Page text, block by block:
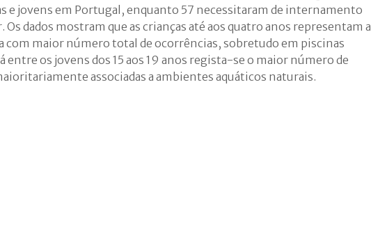
e jovens em Portugal, enquanto 57 necessitaram de internamento
Os dados mostram que as crianças até aos quatro anos representam a
com maior número total de ocorrências, sobretudo em piscinas
entre os jovens dos 15 aos 19 anos regista-se o maior número de
associadas a ambientes aquáticos naturais.